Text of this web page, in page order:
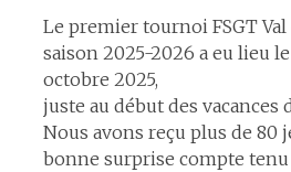
Le premier tournoi FSGT
saison 2025-2026 a eu lieu
octobre 2025,
juste au début des vacances
Nous avons reçu plus de 80
bonne surprise compte tenu